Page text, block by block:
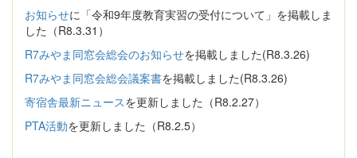
お知らせに「令和9年度教育実習の受付について」を掲載しま
した（R8.3.31）
R7みやま同窓会総会のお知らせを掲載しました(R8.3.26)
R7みやま同窓会総会議案書を掲載しました(R8.3.26)
寄宿舎最新ニュースを更新しました（R8.2.27）
PTA活動を更新しました（R8.2.5）